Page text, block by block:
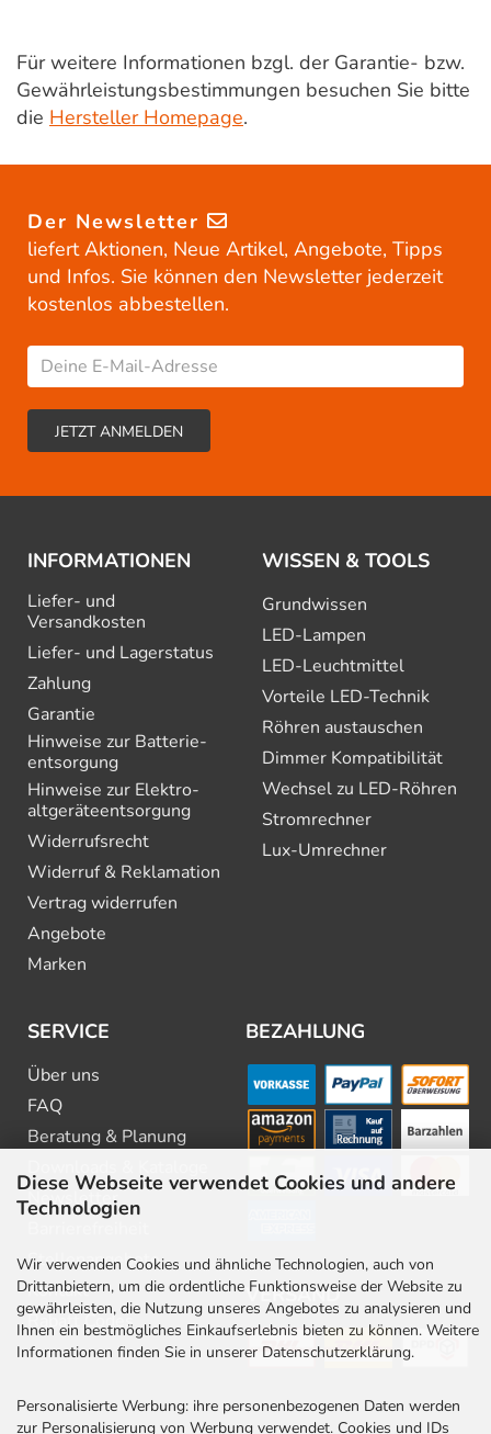
Diese Webseite verwendet Cookies und andere
Technologien
Wir verwenden Cookies und ähnliche Technologien, auch von
Drittanbietern, um die ordentliche Funktionsweise der Website zu
gewährleisten, die Nutzung unseres Angebotes zu analysieren und
Ihnen ein bestmögliches Einkaufserlebnis bieten zu können. Weitere
Informationen finden Sie in unserer Datenschutzerklärung.
Personalisierte Werbung: ihre personenbezogenen Daten werden
zur Personalisierung von Werbung verwendet. Cookies und IDs
Für weitere Informationen bzgl. der Garantie- bzw.
Gewährleistungsbestimmungen besuchen Sie bitte
die Hersteller Homepage.
Der Newsletter
liefert Aktionen, Neue Artikel, Angebote, Tipps
und Infos. Sie können den Newsletter jederzeit
kostenlos abbestellen.
INFORMATIONEN
Liefer- und
Versandkosten
Liefer- und Lagerstatus
Zahlung
Garantie
Hinweise zur Batterie­
entsorgung
Hinweise zur Elektro­
altgeräte­entsorgung
Widerrufsrecht
Widerruf & Reklamation
Vertrag widerrufen
Angebote
Marken
WISSEN & TOOLS
Grundwissen
LED-Lampen
LED-Leuchtmittel
Vorteile LED-Technik
Röhren austauschen
Dimmer Kompatibilität
Wechsel zu LED-Röhren
Stromrechner
Lux-Umrechner
SERVICE
Über uns
FAQ
Beratung & Planung
Newsletter
Stellenangebote
Kontakt
Rabatt Codes
BEZAHLUNG
VERSAND